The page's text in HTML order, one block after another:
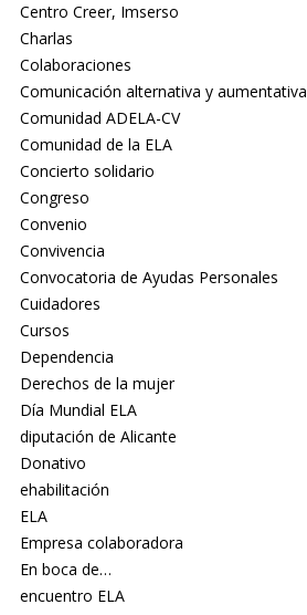
Centro Creer, Imserso
Charlas
Colaboraciones
Comunicación alternativa y aumentativa
Comunidad ADELA-CV
Comunidad de la ELA
Concierto solidario
Congreso
Convenio
Convivencia
Convocatoria de Ayudas Personales
Cuidadores
Cursos
Dependencia
Derechos de la mujer
Día Mundial ELA
diputación de Alicante
Donativo
ehabilitación
ELA
Empresa colaboradora
En boca de…
encuentro ELA